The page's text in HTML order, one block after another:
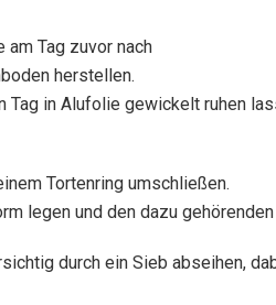
Tag zuvor nach
herstellen.
Tag in Alufolie gewickelt ruhen
Tortenring umschließen.
legen und den dazu
durch ein Sieb abseihen,